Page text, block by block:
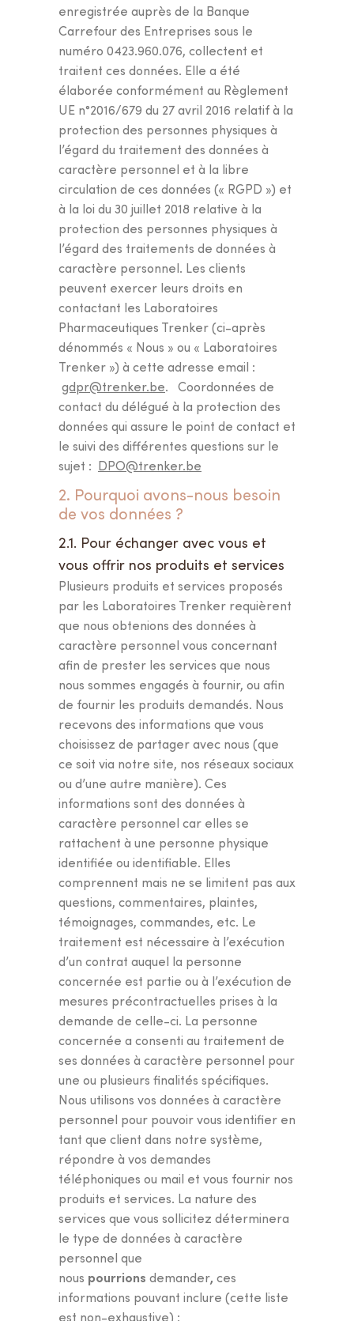
enregistrée auprès de la Banque
Carrefour des Entreprises sous le
numéro 0423.960.076, collectent et
traitent ces données. Elle a été
élaborée conformément au Règlement
UE n°2016/679 du 27 avril 2016 relatif à la
protection des personnes physiques à
l’égard du traitement des données à
caractère personnel et à la libre
circulation de ces données (« RGPD ») et
à la loi du 30 juillet 2018 relative à la
protection des personnes physiques à
l’égard des traitements de données à
caractère personnel. Les clients
peuvent exercer leurs droits en
contactant les Laboratoires
Pharmaceutiques Trenker (ci-après
dénommés « Nous » ou « Laboratoires
Trenker ») à cette adresse email :
gdpr@trenker.be. Coordonnées de
contact du délégué à la protection des
données qui assure le point de contact et
le suivi des différentes questions sur le
sujet : DPO@trenker.be
2. Pourquoi avons-nous besoin
de vos données ?
2.1. Pour échanger avec vous et
vous offrir nos produits et services
Plusieurs produits et services proposés
par les Laboratoires Trenker requièrent
que nous obtenions des données à
caractère personnel vous concernant
afin de prester les services que nous
nous sommes engagés à fournir, ou afin
de fournir les produits demandés. Nous
recevons des informations que vous
choisissez de partager avec nous (que
ce soit via notre site, nos réseaux sociaux
ou d’une autre manière). Ces
informations sont des données à
caractère personnel car elles se
rattachent à une personne physique
identifiée ou identifiable. Elles
comprennent mais ne se limitent pas aux
questions, commentaires, plaintes,
témoignages, commandes, etc. Le
traitement est nécessaire à l’exécution
d’un contrat auquel la personne
concernée est partie ou à l’exécution de
mesures précontractuelles prises à la
demande de celle-ci. La personne
concernée a consenti au traitement de
ses données à caractère personnel pour
une ou plusieurs finalités spécifiques.
Nous utilisons vos données à caractère
personnel pour pouvoir vous identifier en
tant que client dans notre système,
répondre à vos demandes
téléphoniques ou mail et vous fournir nos
produits et services. La nature des
services que vous sollicitez déterminera
le type de données à caractère
personnel que
nous pourrions demander, ces
informations pouvant inclure (cette liste
est non-exhaustive) :